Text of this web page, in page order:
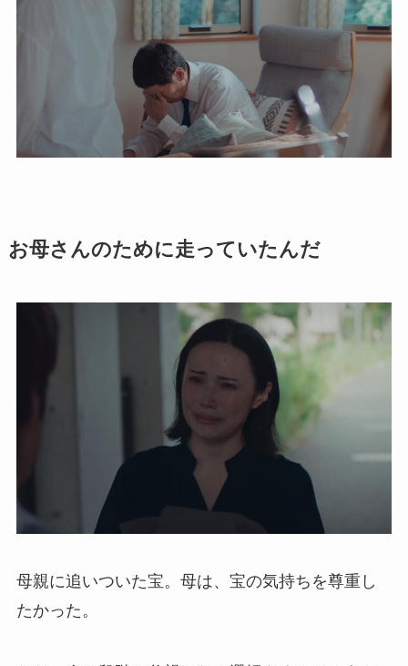
お母さんのために走っていたんだ
母親に追いついた宝。母は、宝の気持ちを尊重し
たかった。